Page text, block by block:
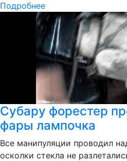
Подробнее
Субару форестер
фары лампочка
Все манипуляции проводил
осколки стекла не